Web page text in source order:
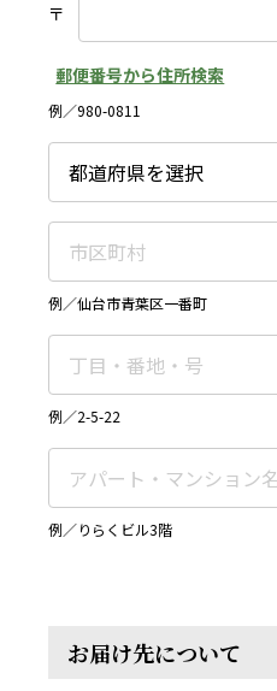
〒
郵便番号から住所検索
例／980-0811
例／仙台市青葉区一番町
例／2-5-22
例／りらくビル3階
お届け先について